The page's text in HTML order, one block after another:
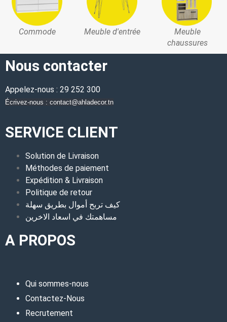
Commode Meuble d'entrée
Meuble
chaussures
Nous contacter
Appelez-nous : 29 252 300
Écrivez-nous : contact@ahladecor.tn
SERVICE CLIENT
Solution de Livraison
Méthodes de paiement
Expédition & Livraison
Politique de retour
كيف تربح أموال بطريق سهلة
مساهمتك في اسعاد الاخرين
A PROPOS
Qui sommes-nous
Contactez-Nous
Recrutement